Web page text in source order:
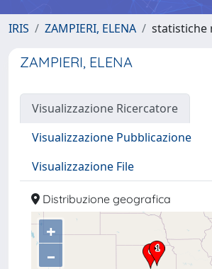
IRIS ZAMPIERI, ELENA statistiche
ZAMPIERI, ELENA
Visualizzazione Ricercatore
Visualizzazione Pubblicazione
Visualizzazione File
Distribuzione geografica
+
–